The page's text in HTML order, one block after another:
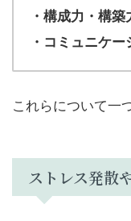
・構成力・構築
・コミュニケ
これらについて一
ストレス発散